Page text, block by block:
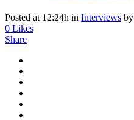
Posted at 12:24h in Interviews by
0 Likes
Share